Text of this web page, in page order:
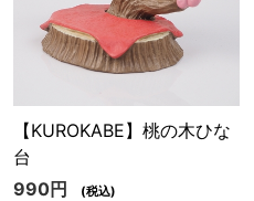
【KUROKABE】桃の木ひな
台
990円
(税込)